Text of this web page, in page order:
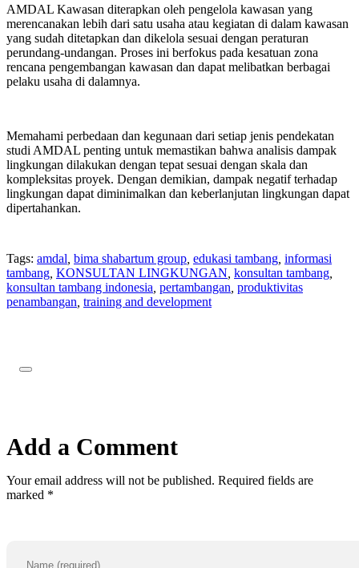
AMDAL Kawasan diterapkan oleh pengelola kawasan yang
merencanakan lebih dari satu usaha atau kegiatan di dalam kawasan
yang sudah ditetapkan dan dikelola sesuai dengan peraturan
perundang-undangan. Proses ini berfokus pada kesatuan zona
rencana pengembangan kawasan dan dapat melibatkan berbagai
pelaku usaha di dalamnya.
Memahami perbedaan dan kegunaan dari setiap jenis pendekatan
studi AMDAL penting untuk memastikan bahwa analisis dampak
lingkungan dilakukan dengan tepat sesuai dengan skala dan
kompleksitas proyek. Dengan demikian, dampak negatif terhadap
lingkungan dapat diminimalkan dan keberlanjutan lingkungan dapat
dipertahankan.
Tags: amdal bima shabartum group edukasi tambang informasi
tambang KONSULTAN LINGKUNGAN konsultan tambang
konsultan tambang indonesia pertambangan produktivitas
penambangan training and development
Add a Comment
Your email address will not be published. Required fields are
marked *